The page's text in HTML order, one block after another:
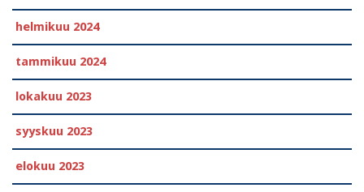
helmikuu 2024
tammikuu 2024
lokakuu 2023
syyskuu 2023
elokuu 2023